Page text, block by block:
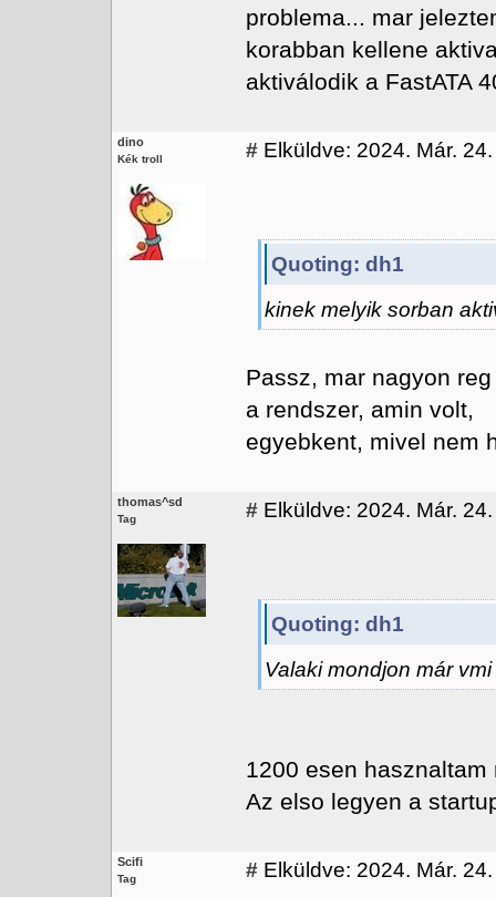
problema... mar
korabban kellene
aktiválodik a FastATA
dino
Kék troll # Elküldve: 2024. Már.
Quoting: dh1
kinek melyik sorban
Passz, mar nagyon
a rendszer, amin volt,
egyebkent, mivel nem
thomas^sd
Tag # Elküldve: 2024. Már.
Quoting: dh1
Valaki mondjon már
1200 esen hasznaltam
Az elso legyen a
Scifi
Tag # Elküldve: 2024. Már.